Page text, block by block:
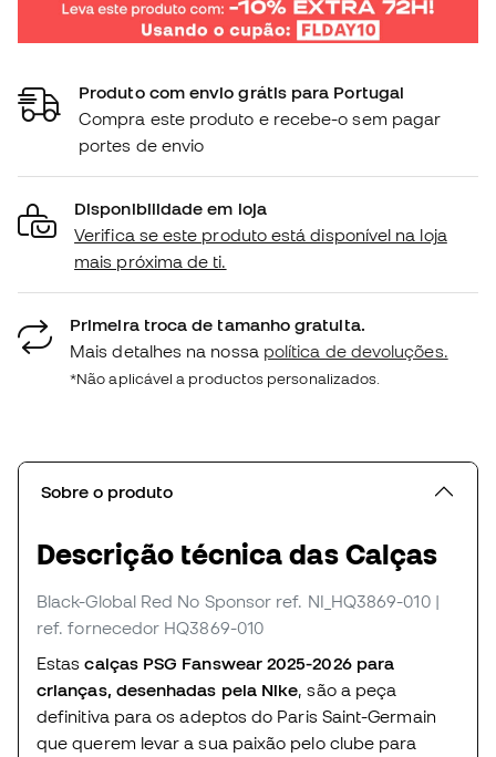
Produto com envio grátis para Portugal
Compra este produto e recebe-o sem pagar
portes de envio
Disponibilidade em loja
Verifica se este produto está disponível na loja
mais próxima de ti.
Primeira troca de tamanho gratuita.
Mais detalhes na nossa política de devoluções.
*Não aplicável a productos personalizados.
Sobre o produto
Descrição técnica das Calças
Black-Global Red No Sponsor ref. NI_HQ3869-010 |
ref. fornecedor HQ3869-010
Estas calças PSG Fanswear 2025-2026 para
crianças, desenhadas pela Nike, são a peça
definitiva para os adeptos do Paris Saint-Germain
que querem levar a sua paixão pelo clube para